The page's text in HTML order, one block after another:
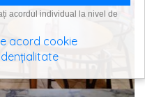
acordul individual la nivel de
acord cookie